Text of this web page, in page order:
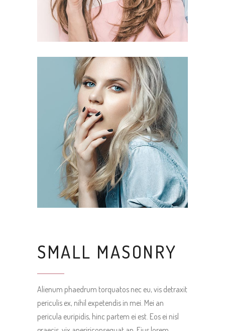
SMALL MASONRY
Alienum phaedrum torquatos nec eu, vis detraxit
periculis ex, nihil expetendis in mei. Mei an
pericula euripidis, hinc partem ei est. Eos ei nisl